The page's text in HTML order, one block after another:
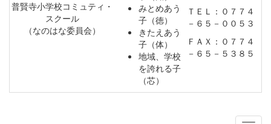
普賢寺小学校コミュティ・
スクール
（なのはな委員会）
みとめあう
子（徳）
きたえあう
子（体）
地域、学校
を誇れる子
（芯）
ＴＥＬ：０７７４
－６５－００５３
ＦＡＸ：０７７４
－６５－５３８５